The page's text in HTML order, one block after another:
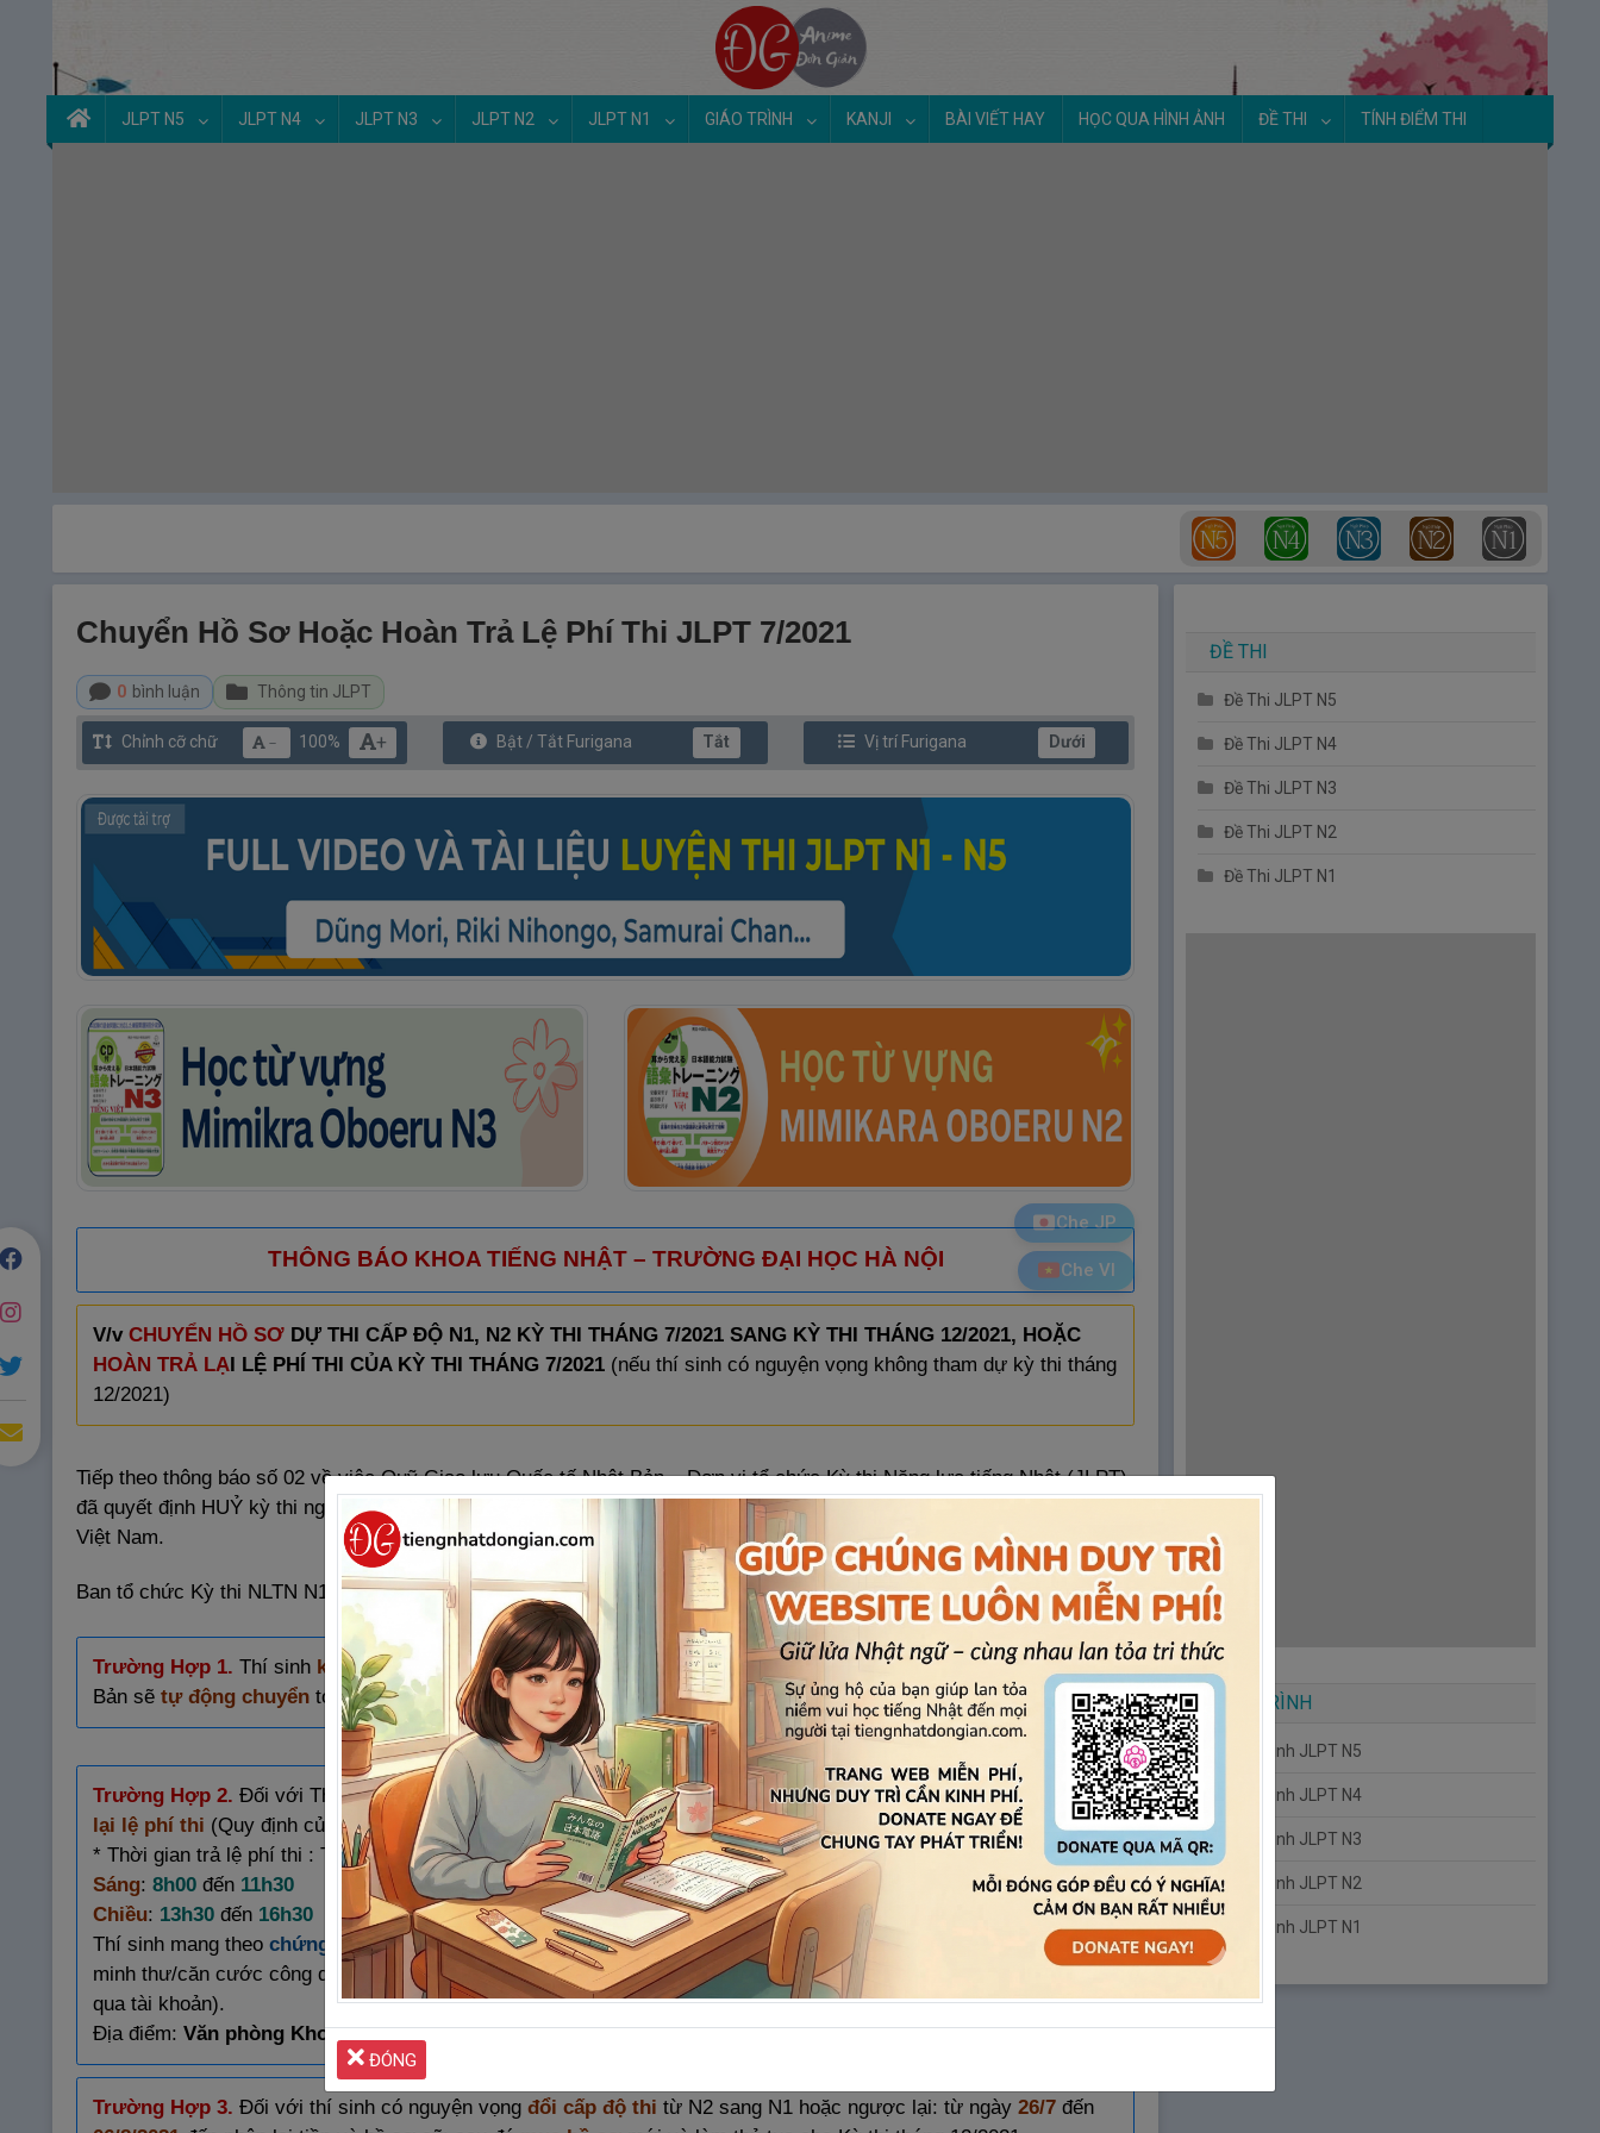
JLPT N5 JLPT N4 JLPT N3 JLPT N2 JLPT N1 GIÁO TRÌNH KANJI BÀI VIẾT HAY HỌC QUA HÌNH ẢNH ĐỀ THI TÍNH ĐIỂM THI
Chuyển Hồ Sơ Hoặc Hoàn Trả Lệ Phí Thi JLPT 7/2021
0 bình luận Thông tin JLPT
Chỉnh cỡ chữ － 100% + Bật / Tắt Furigana Tắt Vị trí Furigana Dưới
Che JP
THÔNG BÁO KHOA TIẾNG NHẬT – TRƯỜNG ĐẠI HỌC HÀ NỘI
V/v CHUYỂN HỒ SƠDỰ THI CẤP ĐỘ N1, N2 KỲ THI THÁNG 7/2021 SANG KỲ THI THÁNG 12/2021, HOẶC
HOÀN TRẢ LẠI LỆ PHÍ THI CỦA KỲ THI THÁNG 7/2021(nếu thí sinh có nguyện vọng không tham dự kỳ thi tháng
12/2021)
Tiếp theo thông báo số 02 về việc Quỹ Giao lưu Quốc tế Nhật Bản – Đơn vị tổ chức Kỳ thi Năng lực tiếng Nhật (JLPT)
đã quyết định HUỶ kỳ thi ngày 04/7/2021 tại Việt Nam, do tình hình dịch COVID-19 căng thẳng trên toàn thế giới và tại
Việt Nam.
Ban tổ chức Kỳ thi NLTN N1, N2 tại Trường Đại học Hà Nội tiếp tục thông báo như sau:
Trường Hợp 1. Thí sinh không phải làm thủ tục gì, không cần viết mail xác nhận, Đơn vị tổ chức kỳ thi tại Nhật
Bản sẽ tự động chuyểntoàn bộ hồ sơ thi của Thí sinh dự thi N1, N2 kỳ tháng 7/2021 sang Kỳ thi tháng12/2021.
Trường Hợp 2. Đối với Thí sinhKHÔNG có nguyện vọngchuyển hồ sơ dự thi sang Kỳ thi tháng 12/2021 sẽ
nhận
lại lệ phí thi (Quy định của Đơn vị tổ chức kỳ thi tại Nhật Bản) theo thời gian và địa điểm cụ thể như sau:
* Thời gian trả lệ phí thi : Từ ngày 26/7 đến ngày06/8/2021(từ Thứ 2 đến Thứ 6)
Sáng: 8h00 đến 11h30
Chiều: 13h30 đến 16h30
Thí sinh mang theo chứng minh thư/căn cước công dân/hộ chiếu(bản gốc) và nộp lại bản photo của chứng
minh thư/căn cước công dân/hộ chiếu khi đến nhận tiền (không chấp nhận người khác đến nhận thay, không trả
qua tài khoản).
Địa điểm: Văn phòng Khoa tiếng Nhật, phòng 305 nhà C, Trường Đại học Hà Nội.
Trường Hợp 3. Đối với thí sinh có nguyện vọng đổi cấp độ thi từ N2 sang N1 hoặc ngược lại: từ ngày 26/7 đến
Che VI
ĐỀ THI
Đề Thi JLPT N5
Đề Thi JLPT N4
Đề Thi JLPT N3
Đề Thi JLPT N2
Đề Thi JLPT N1
GIÁO TRÌNH
Giáo trình JLPT N5
Giáo trình JLPT N4
Giáo trình JLPT N3
Giáo trình JLPT N2
Giáo trình JLPT N1
ĐÓNG